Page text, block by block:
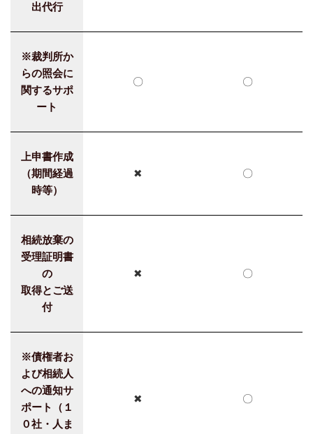
出代行
※裁判所か
らの照会に
関するサポ
ート
〇 〇
上申書作成
（期間経過
時等）
✖ 〇
相続放棄の
受理証明書
の
取得とご送
付
✖ 〇
※債権者お
よび相続人
への通知サ
ポート（１
０社・人ま
✖ 〇